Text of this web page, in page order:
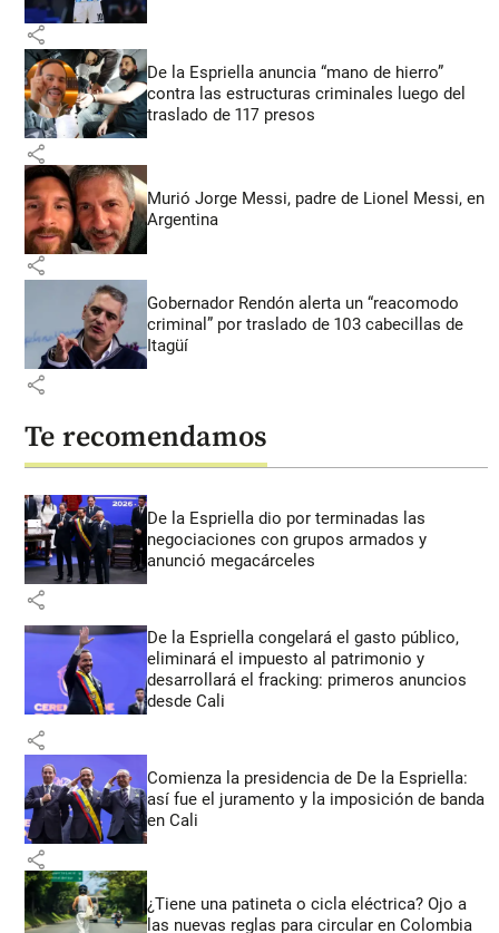
share
De la Espriella anuncia “mano de hierro”
contra las estructuras criminales luego del
traslado de 117 presos
share
Murió Jorge Messi, padre de Lionel Messi, en
Argentina
share
Gobernador Rendón alerta un “reacomodo
criminal” por traslado de 103 cabecillas de
Itagüí
share
Te recomendamos
De la Espriella dio por terminadas las
negociaciones con grupos armados y
anunció megacárceles
share
De la Espriella congelará el gasto público,
eliminará el impuesto al patrimonio y
desarrollará el fracking: primeros anuncios
desde Cali
share
Comienza la presidencia de De la Espriella:
así fue el juramento y la imposición de banda
en Cali
share
¿Tiene una patineta o cicla eléctrica? Ojo a
las nuevas reglas para circular en Colombia